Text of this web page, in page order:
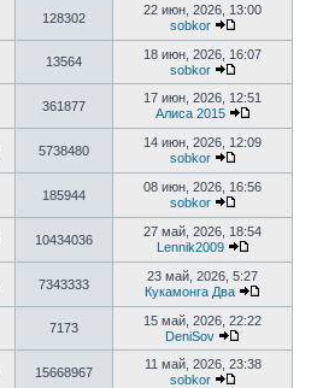
128302
22 июн, 2026, 13:00
sobkor
13564
18 июн, 2026, 16:07
sobkor
361877
17 июн, 2026, 12:51
Алиса 2015
5738480
14 июн, 2026, 12:09
sobkor
185944
08 июн, 2026, 16:56
sobkor
10434036
27 май, 2026, 18:54
Lennik2009
7343333
23 май, 2026, 5:27
Кукамонга Два
7173
15 май, 2026, 22:22
DeniSov
15668967
11 май, 2026, 23:38
sobkor